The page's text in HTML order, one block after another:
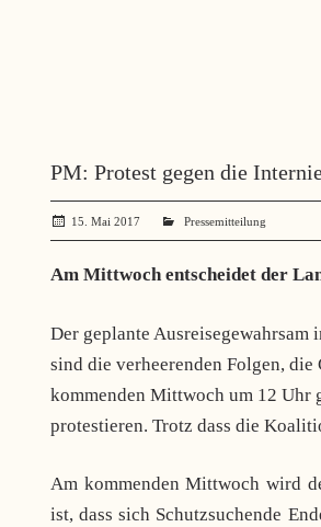
PM: Protest gegen die
15. Mai 2017 administrator
Pressemitteilung
Am Mittwoch entscheidet der
Der geplante
sind die verheerenden Folgen,
kommenden Mittwoch um 12 Uhr
protestieren. Trotz dass die
Am kommenden Mittwoch wird
ist, dass sich Schutzsuchende